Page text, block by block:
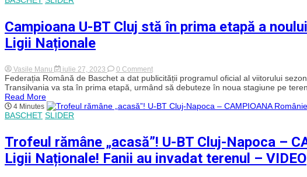
Sporturilor
„Horia
Corona
Brașov
Campioana U-BT Cluj stă în prima etapă a
Ligii Naționale
Vasile Manu iulie 27, 2023 0 Commenton
Campioana
U-
BT
stă
a
noului
sezon
competițional
Federația Română de Baschet a dat publicității programul oficial al viitorului
Transilvania va sta în prima etapă, urmând să debuteze în noua stagiune pe teren
Read More
4 Minutes
BASCHET SLIDER
Trofeul rămâne „acasă”! U-BT Cluj-Napoca –
Ligii Naționale! Fanii au invadat terenul – VIDEO